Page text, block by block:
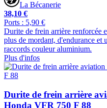
La Bécanerie
38,10 €
Ports : 5,90 €
Durite de frein arrière renforcée
plus de mordant, d'endurance
raccords couleur aluminium.
Plus d'infos
Durite de frein arrière
Honda VFR 750 F 88